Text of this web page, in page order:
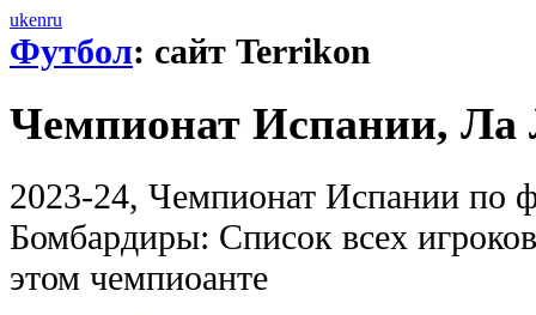
ukenru
Футбол: сайт Terrikon
Чемпионат Испании, Ла
2023-24, Чемпионат Испании по
Бомбардиры: Список всех
этом чемпиоанте